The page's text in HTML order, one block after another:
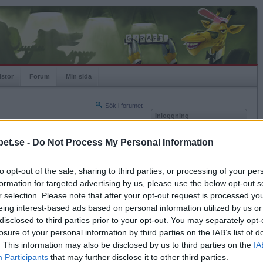
- Do Not Process My Personal Information
opt-out of the sale, sharing to third parties, or processing of your
for targeted advertising by us, please use the below opt-out
selection. Please note that after your opt-out request is processed
interest-based ads based on personal information utilized by us
to third parties prior to your opt-out. You may separately
of your personal information by third parties on the IAB’s list of
This information may also be disclosed by us to third parties on the
Participants that may further disclose it to other third parties.
Forum Min sida
Sök i forumet
Nästa sida »
2011-09-20 13:17
BÖJ.HETS/SLU
Inloggning
Kom ihåg mig
Glömt ditt lösenord?
Få ny aktiveringslänk
Betapet är gratis!